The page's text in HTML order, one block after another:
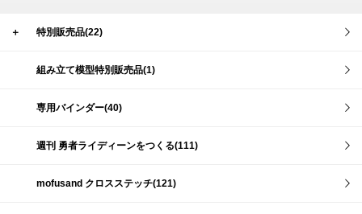
＋ 特別販売品(22)
組み立て模型特別販売品(1)
専用バインダー(40)
週刊 勇者ライディーンをつくる(111)
mofusand クロスステッチ(121)